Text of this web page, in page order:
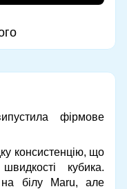
фірмове
консистенцію, що
кубика.
білу Maru, але